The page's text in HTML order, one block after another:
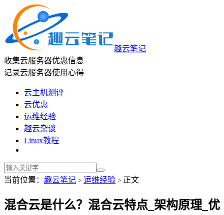
趣云笔记
收集云服务器优惠信息
记录云服务器使用心得
云主机测评
云优惠
运维经验
趣云杂谈
Linux教程
当前位置： 趣云笔记 > 运维经验 > 正文
混合云是什么？混合云特点_架构原理_优